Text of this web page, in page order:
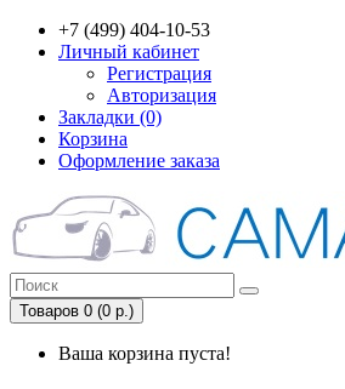
+7 (499) 404-10-53
Личный кабинет
Регистрация
Авторизация
Закладки (0)
Корзина
Оформление заказа
Товаров 0 (0 р.)
Ваша корзина пуста!